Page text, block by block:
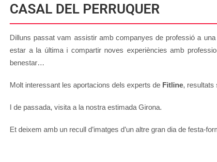
CASAL DEL PERRUQUER
Dilluns passat vam assistir amb companyes de professió a
estar a la última i compartir noves experiències amb
benestar…
Molt interessant les aportacions dels experts de Fitline, resultats
I de passada, visita a la nostra estimada Girona.
Et deixem amb un recull d’imatges d’un altre gran dia de festa-